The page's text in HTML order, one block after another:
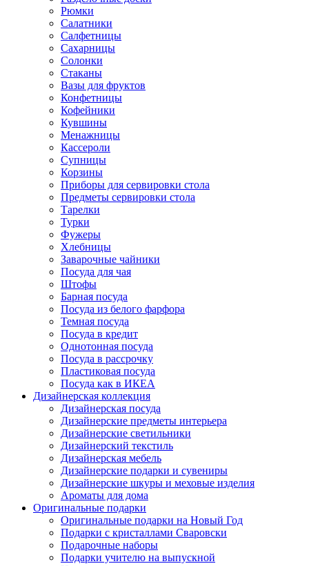
Рюмки
Салатники
Салфетницы
Сахарницы
Солонки
Стаканы
Вазы для фруктов
Конфетницы
Кофейники
Кувшины
Менажницы
Кассероли
Супницы
Корзины
Приборы для сервировки стола
Предметы сервировки стола
Тарелки
Турки
Фужеры
Хлебницы
Заварочные чайники
Посуда для чая
Штофы
Барная посуда
Посуда из белого фарфора
Темная посуда
Посуда в кредит
Однотонная посуда
Посуда в рассрочку
Пластиковая посуда
Посуда как в ИКЕА
Дизайнерская коллекция
Дизайнерская посуда
Дизайнерские предметы интерьера
Дизайнерские светильники
Дизайнерский текстиль
Дизайнерская мебель
Дизайнерские подарки и сувениры
Дизайнерские шкуры и меховые изделия
Ароматы для дома
Оригинальные подарки
Оригинальные подарки на Новый Год
Подарки с кристаллами Сваровски
Подарочные наборы
Подарки учителю на выпускной